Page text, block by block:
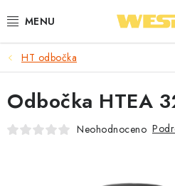
na
ARMATURY PRO TOPENÍ A VODU
TOPENÍ A OHŘEV VODY
TVAROVKY A TRUBKY
HT odbočka
Odbočka HTEA
Neohodnoceno